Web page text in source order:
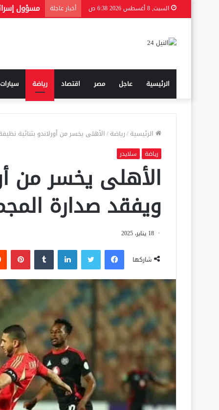
السبت, 8 أغسطس 2026 6:38 ص أخبار عاجلة
الرئيسية عاجل مصر اقتصاد رياضة سيارات
الرئيسية/رياضة/الأهلى يخسر من أورلاندو بثنائية
رياضة سلايدر
الأهلى يخسر من
ويفقد صدارة
18 يناير، 2025
شاركها
فيسبوك لينكدإن بينتيريست